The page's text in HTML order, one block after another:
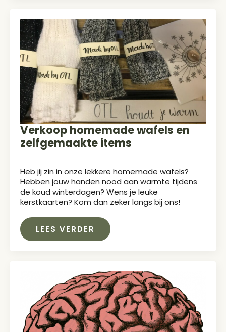
Verkoop homemade wafels en
zelfgemaakte items
Heb jij zin in onze lekkere homemade wafels?
Hebben jouw handen nood aan warmte tijdens
de koud winterdagen? Wens je leuke
kerstkaarten? Kom dan zeker langs bij ons!
LEES VERDER